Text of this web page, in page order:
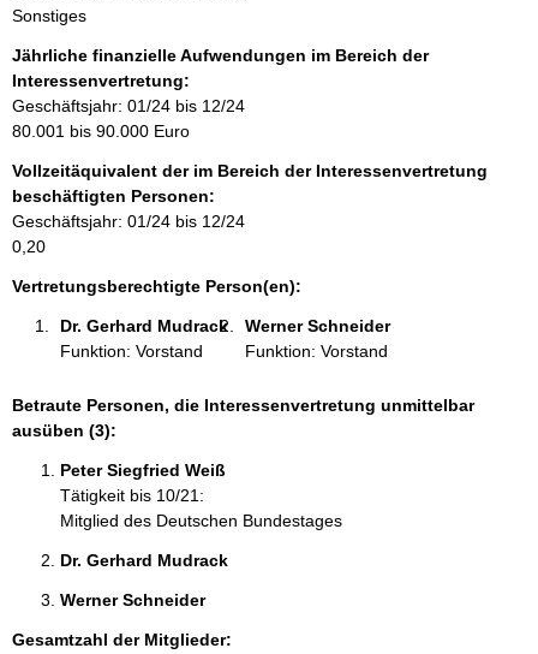
n
f
o
r
m
t
i
o
n
e
Sonstiges
Jährliche finanzielle Aufwendungen im Bereich der
Interessenvertretung:
Geschäftsjahr: 01/24 bis 12/24
80.001 bis 90.000 Euro
Vollzeitäquivalent der im Bereich der Interessenvertretung
beschäftigten Personen:
Geschäftsjahr: 01/24 bis 12/24
0,20
Vertretungsberechtigte Person(en):
Dr. Gerhard Mudrack
Funktion: Vorstand
Werner Schneider
Funktion: Vorstand
Betraute Personen, die Interessenvertretung unmittelbar
ausüben (3):
Peter Siegfried Weiß
Tätigkeit bis 10/21:
Mitglied des Deutschen Bundestages
Dr. Gerhard Mudrack
Werner Schneider
Gesamtzahl der Mitglieder: